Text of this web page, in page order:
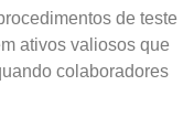
de teste
ativos valiosos que
colaboradores